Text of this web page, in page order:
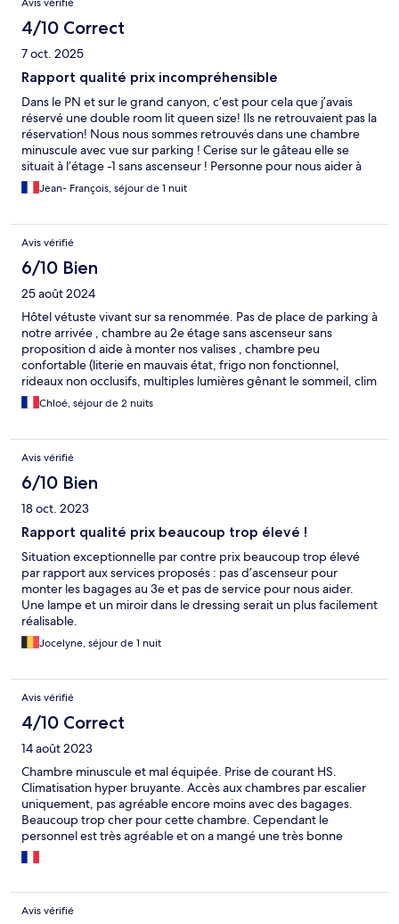
Avis vérifié
4/10 Correct
7 oct. 2025
Rapport qualité prix incompréhensible
Dans le PN et sur le grand canyon, c’est pour cela que j’avais
réservé une double room lit queen size! Ils ne retrouvaient pas la
réservation! Nous nous sommes retrouvés dans une chambre
minuscule avec vue sur parking ! Cerise sur le gâteau elle se
situait à l’étage -1 sans ascenseur ! Personne pour nous aider à
descendre nos valises ce qui a notre âge a demandé des efforts
tout à fait inappropriés. Immeuble vétuste. Très déçus de notre
Jean- François, séjour de 1 nuit
Avis vérifié
6/10 Bien
25 août 2024
Hôtel vétuste vivant sur sa renommée. Pas de place de parking à
notre arrivée , chambre au 2e étage sans ascenseur sans
proposition d aide à monter nos valises , chambre peu
confortable (literie en mauvais état, frigo non fonctionnel,
rideaux non occlusifs, multiples lumières gênant le sommeil, clim
hyper bruyante), chambre non faite au cours des 2 nuits passées
sur place , personnel variable mais souvent peu aimable. En
charme de l ancien dans les parties communes.
Chloé, séjour de 2 nuits
Avis vérifié
6/10 Bien
18 oct. 2023
Rapport qualité prix beaucoup trop élevé !
Situation exceptionnelle par contre prix beaucoup trop élevé
par rapport aux services proposés : pas d’ascenseur pour
monter les bagages au 3e et pas de service pour nous aider.
Une lampe et un miroir dans le dressing serait un plus facilement
réalisable.
Jocelyne, séjour de 1 nuit
Avis vérifié
4/10 Correct
14 août 2023
Chambre minuscule et mal équipée. Prise de courant HS.
Climatisation hyper bruyante. Accès aux chambres par escalier
uniquement, pas agréable encore moins avec des bagages.
Beaucoup trop cher pour cette chambre. Cependant le
personnel est très agréable et on a mangé une très bonne
viande au restaurant.
Avis vérifié